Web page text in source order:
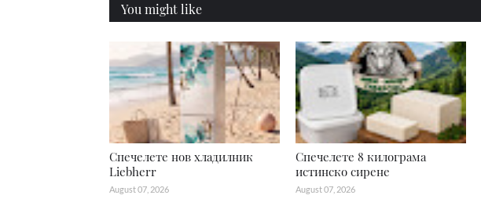
You might like
Спечелете нов хладилник
Liebherr
August 07, 2026
Спечелете 8 килограма
истинско сирене
August 07, 2026